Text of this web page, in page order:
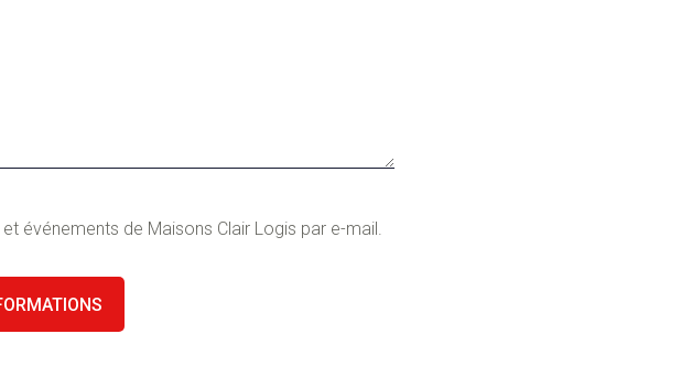
événements de Maisons Clair Logis par e-mail.